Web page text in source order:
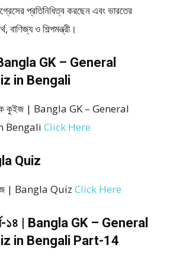
প্রতিনিধিত্ব করছেন এবং ভারতের
বাণিজ্য ও শিল্পমন্ত্রী।
Bangla GK – General
in Bengali
কুইজ | Bangla GK – General
Bengali Click Here
Quiz
| Bangla Quiz Click Here
১৪ | Bangla GK – General
in Bengali Part-14